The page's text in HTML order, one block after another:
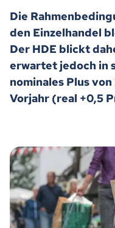
Die
den Einzelhandel
Der HDE blickt
erwartet jedoch in
nominales Plus
Vorjahr (real +0,5